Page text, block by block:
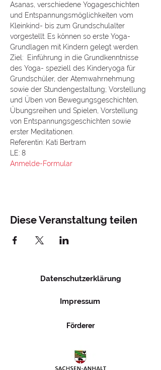
Asanas, verschiedene Yogageschichten
und Entspannungsmöglichkeiten vom
Kleinkind- bis zum Grundschulalter
vorgestellt. Es können so erste Yoga-
Grundlagen mit Kindern gelegt werden.
Ziel:  Einführung in die Grundkenntnisse
des Yoga- speziell des Kinderyoga für
Grundschüler, der Atemwahrnehmung
sowie der Stundengestaltung; Vorstellung
und Üben von Bewegungsgeschichten,
Übungsreihen und Spielen, Vorstellung
von Entspannungsgeschichten sowie
erster Meditationen.
Referentin: Kati Bertram
LE: 8
Anmelde-Formular
Diese Veranstaltung teilen
Datenschutzerklärung
Impressum
Förderer